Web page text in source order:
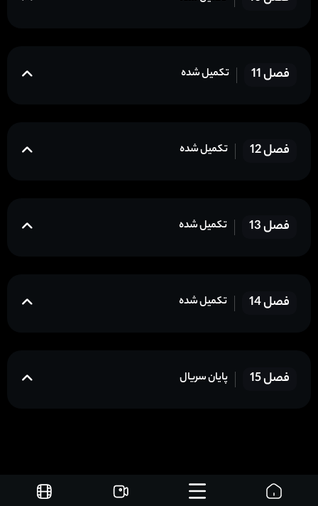
فصل 11 تکمیل شده
فصل 12 تکمیل شده
فصل 13 تکمیل شده
فصل 14 تکمیل شده
فصل 15 پایان سریال